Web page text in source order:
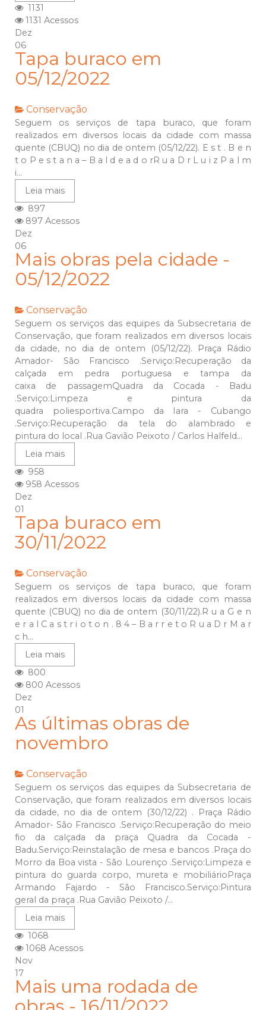
1131
1131 Acessos
Dez
06
Tapa buraco em
05/12/2022
Conservação
Seguem os serviços de tapa buraco, que foram
realizados em diversos locais da cidade com massa
quente (CBUQ) no dia de ontem (05/12/22). E s t . B e n
t o P e s t a n a – B a l d e a d o rR u a D r L u i z P a l m
i...
Leia mais
897
897 Acessos
Dez
06
Mais obras pela cidade -
05/12/2022
Conservação
Seguem os serviços das equipes da Subsecretaria de
Conservação, que foram realizados em diversos locais
da cidade, no dia de ontem (05/12/22). Praça Rádio
Amador- São Francisco .Serviço:Recuperação da
calçada em pedra portuguesa e tampa da
caixa de passagemQuadra da Cocada - Badu
.Serviço:Limpeza e pintura da
quadra poliesportiva.Campo da Iara - Cubango
.Serviço:Recuperação da tela do alambrado e
pintura do local .Rua Gavião Peixoto / Carlos Halfeld...
Leia mais
958
958 Acessos
Dez
01
Tapa buraco em
30/11/2022
Conservação
Seguem os serviços de tapa buraco, que foram
realizados em diversos locais da cidade com massa
quente (CBUQ) no dia de ontem (30/11/22).R u a G e n
e r a l C a s t r i o t o n . 8 4 – B a r r e t o R u a D r M a r
c h...
Leia mais
800
800 Acessos
Dez
01
As últimas obras de
novembro
Conservação
Seguem os serviços das equipes da Subsecretaria de
Conservação, que foram realizados em diversos locais
da cidade, no dia de ontem (30/12/22) . Praça Rádio
Amador- São Francisco .Serviço:Recuperação do meio
fio da calçada da praça Quadra da Cocada -
Badu.Serviço:Reinstalação de mesa e bancos .Praça do
Morro da Boa vista - São Lourenço .Serviço:Limpeza e
pintura do guarda corpo, mureta e mobiliárioPraça
Armando Fajardo - São Francisco.Serviço:Pintura
geral da praça .Rua Gavião Peixoto /...
Leia mais
1068
1068 Acessos
Nov
17
Mais uma rodada de